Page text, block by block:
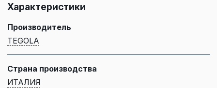
Характеристики
Производитель
TEGOLA
Страна производства
ИТАЛИЯ